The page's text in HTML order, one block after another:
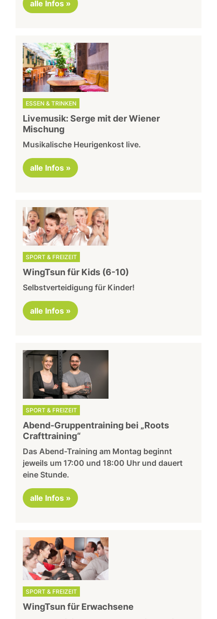
alle Infos »
ESSEN & TRINKEN
Livemusik: Serge mit der Wiener
Mischung
Musikalische Heurigenkost live.
alle Infos »
SPORT & FREIZEIT
WingTsun für Kids (6-10)
Selbstverteidigung für Kinder!
alle Infos »
SPORT & FREIZEIT
Abend-Gruppentraining bei „Roots
Crafttraining“
Das Abend-Training am Montag beginnt
jeweils um 17:00 und 18:00 Uhr und dauert
eine Stunde.
alle Infos »
SPORT & FREIZEIT
WingTsun für Erwachsene